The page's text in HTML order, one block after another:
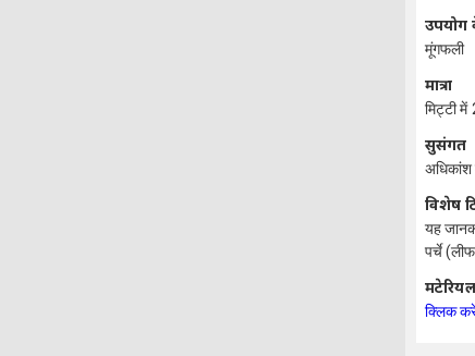
मूंगफली
मात्रा
मिट्टी में
सुसंगत
अधिकांश
विशेष
यह
पर्चे
क्लिक